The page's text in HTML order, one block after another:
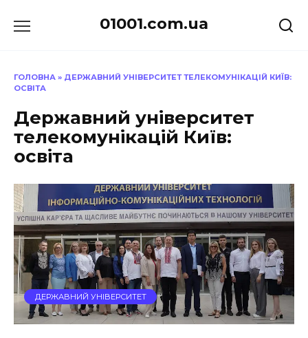
до
01001.com.ua
ГОЛОВНА » ДЕРЖАВНИЙ УНІВЕРСИТЕТ ТЕЛЕКОМУНІКАЦІЙ КИЇВ:
ОСВІТА
Державний університет
телекомунікацій Київ:
освіта
ДЕРЖАВНИЙ УНІВЕРСИТЕТ